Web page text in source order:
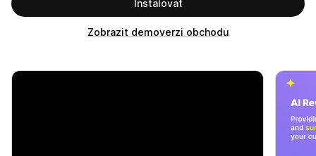
Instalovat
Zobrazit demoverzi obchodu